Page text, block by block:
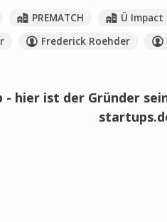
PREMATCH Ü Impact
Frederick Roehder